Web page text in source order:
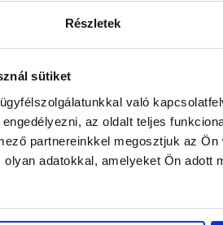
Részletek
sütiket
való
az oldalt teljes
partnereinkkel megosztjuk az
adatokkal, amelyeket Ön adott